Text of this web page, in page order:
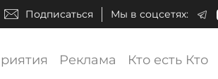
Подписаться Мы в соцсетях:
Реклама Кто есть Кто